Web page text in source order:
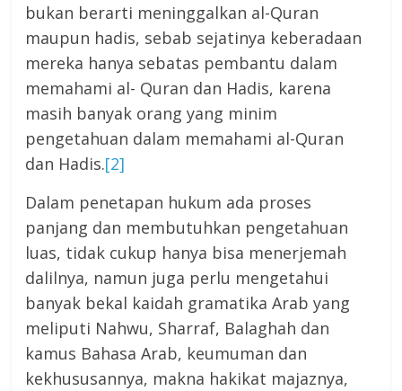
bukan berarti meninggalkan al-Quran
maupun hadis, sebab sejatinya keberadaan
mereka hanya sebatas pembantu dalam
memahami al- Quran dan Hadis, karena
masih banyak orang yang minim
pengetahuan dalam memahami al-Quran
dan Hadis.[2]
Dalam penetapan hukum ada proses
panjang dan membutuhkan pengetahuan
luas, tidak cukup hanya bisa menerjemah
dalilnya, namun juga perlu mengetahui
banyak bekal kaidah gramatika Arab yang
meliputi Nahwu, Sharraf, Balaghah dan
kamus Bahasa Arab, keumuman dan
kekhususannya, makna hakikat majaznya,